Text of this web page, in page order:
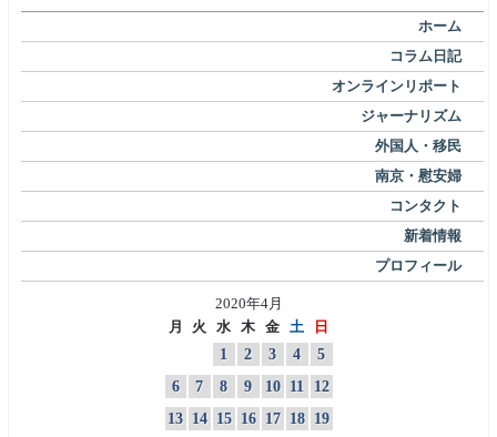
ホーム
コラム日記
オンラインリポート
ジャーナリズム
外国人・移民
南京・慰安婦
コンタクト
新着情報
プロフィール
2020年4月
月
火 水 木 金 土 日
1 2 3 4
5
6
7 8 9 10 11
12
13 14 15 16 17 18
19